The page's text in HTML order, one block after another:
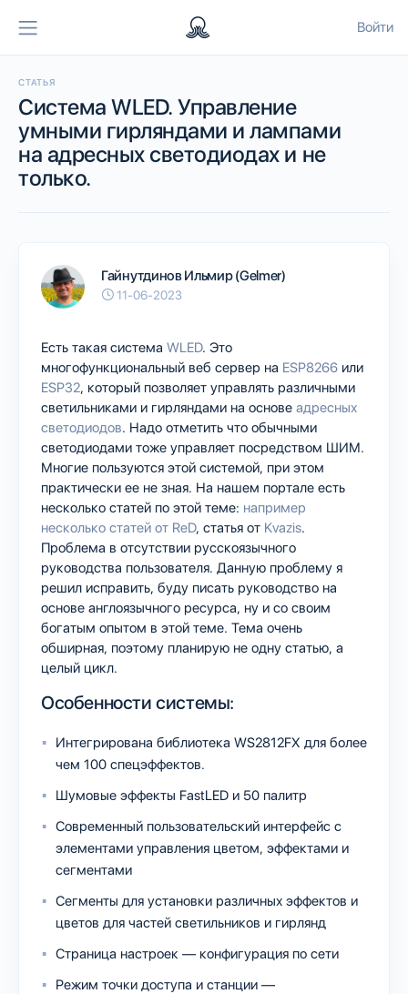
Войти
СТАТЬЯ
Система WLED. Управление
умными гирляндами и лампами
на адресных светодиодах и не
только.
Гайнутдинов Ильмир (Gelmer)
11-06-2023
Есть такая система WLED. Это
многофункциональный веб сервер на ESP8266 или
ESP32, который позволяет управлять различными
светильниками и гирляндами на основе адресных
светодиодов. Надо отметить что обычными
светодиодами тоже управляет посредством ШИМ.
Многие пользуются этой системой, при этом
практически ее не зная. На нашем портале есть
несколько статей по этой теме: например
несколько статей от ReD, статья от Kvazis.
Проблема в отсутствии русскоязычного
руководства пользователя. Данную проблему я
решил исправить, буду писать руководство на
основе англоязычного ресурса, ну и со своим
богатым опытом в этой теме. Тема очень
обширная, поэтому планирую не одну статью, а
целый цикл.
Особенности системы:
Интегрирована библиотека WS2812FX для более
чем 100 спецэффектов.
Шумовые эффекты FastLED и 50 палитр
Современный пользовательский интерфейс с
элементами управления цветом, эффектами и
сегментами
Сегменты для установки различных эффектов и
цветов для частей светильников и гирлянд
Страница настроек — конфигурация по сети
Режим точки доступа и станции —